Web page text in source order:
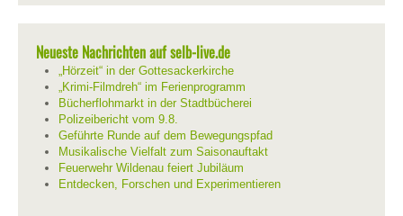
Neueste Nachrichten auf selb-live.de
„Hörzeit“ in der Gottesackerkirche
„Krimi-Filmdreh“ im Ferienprogramm
Bücherflohmarkt in der Stadtbücherei
Polizeibericht vom 9.8.
Geführte Runde auf dem Bewegungspfad
Musikalische Vielfalt zum Saisonauftakt
Feuerwehr Wildenau feiert Jubiläum
Entdecken, Forschen und Experimentieren